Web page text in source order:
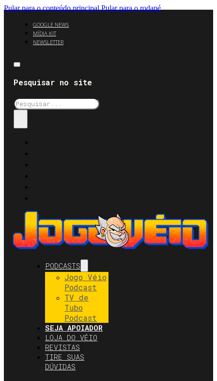
Pular para o conteúdo principal Pular para o rodapé
GOOGLE NEWS
MÍDIA KIT
NEWSLETTER
Pesquisar no site
Pesquisar
PODCASTS
Jogo Véio
Podcast
TV de
Tubo
Podcast
SEJA APOIADOR
LOJA DO VÉIO
REVISTAS
TIRE SUAS
DÚVIDAS